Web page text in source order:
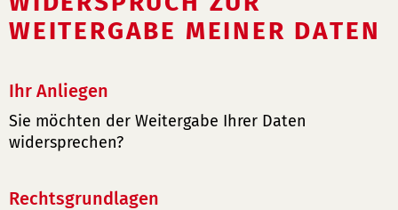
WEITERGABE MEINER DATEN
Ihr Anliegen
Sie möchten der Weitergabe Ihrer Daten
widersprechen?
Rechtsgrundlagen